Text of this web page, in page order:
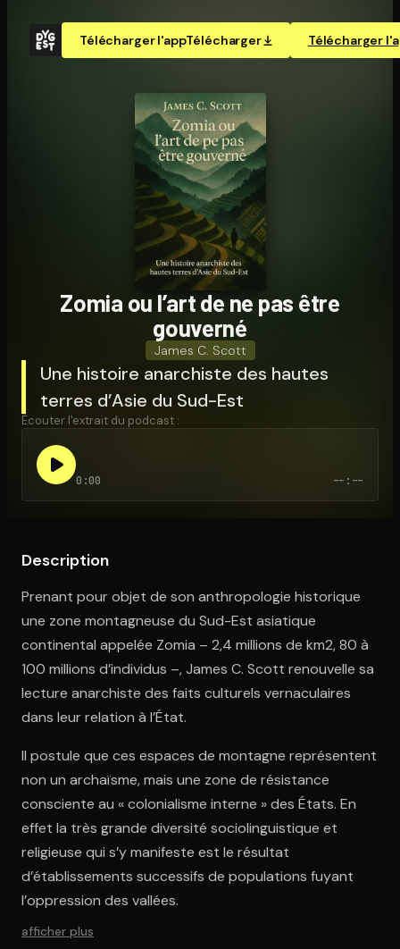
Télécharger l'appTélécharger Télécharger
Ouvre l'app Appareil photo, pointe sur le code. C'est gratuit à
Zomia ou l’art de ne pas être
gouverné
James C. Scott
Une histoire anarchiste des hautes
terres d’Asie du Sud-Est
Écouter l'extrait du podcast :
0:00 --:--
Description
Prenant pour objet de son anthropologie historique
une zone montagneuse du Sud-Est asiatique
continental appelée Zomia – 2,4 millions de km2, 80 à
100 millions d’individus –, James C. Scott renouvelle sa
lecture anarchiste des faits culturels vernaculaires
dans leur relation à l’État.
Il postule que ces espaces de montagne représentent
non un archaïsme, mais une zone de résistance
consciente au « colonialisme interne » des États. En
effet la très grande diversité sociolinguistique et
religieuse qui s’y manifeste est le résultat
d’établissements successifs de populations fuyant
l’oppression des vallées.
afficher plus